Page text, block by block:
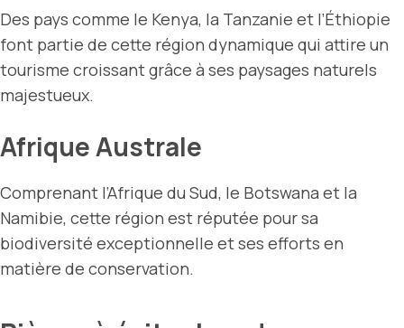
Des pays comme le Kenya, la Tanzanie et l’Éthiopie
font partie de cette région dynamique qui attire un
tourisme croissant grâce à ses paysages naturels
majestueux.
Afrique Australe
Comprenant l’Afrique du Sud, le Botswana et la
Namibie, cette région est réputée pour sa
biodiversité exceptionnelle et ses efforts en
matière de conservation.